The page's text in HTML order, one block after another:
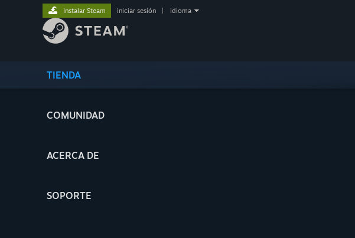
TIENDA
COMUNIDAD
ACERCA DE
SOPORTE
Instalar Steam iniciar sesión idioma